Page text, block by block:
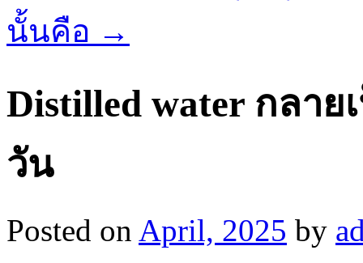
นั้นคือ →
Distilled water กลา
วัน
Posted on April, 2025 by